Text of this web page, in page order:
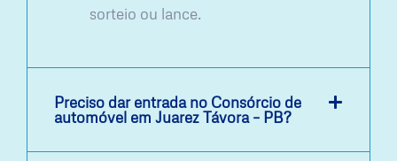
sorteio ou lance.
Preciso dar entrada no Consórcio de
automóvel em Juarez Távora – PB?